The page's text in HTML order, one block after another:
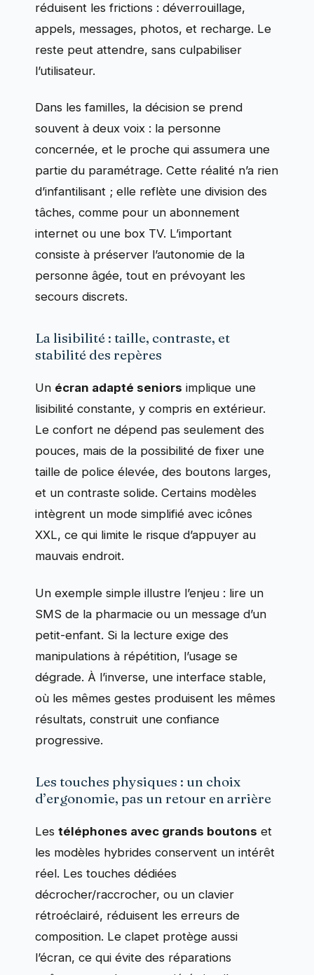
réduisent les frictions : déverrouillage,
appels, messages, photos, et recharge. Le
reste peut attendre, sans culpabiliser
l’utilisateur.
Dans les familles, la décision se prend
souvent à deux voix : la personne
concernée, et le proche qui assumera une
partie du paramétrage. Cette réalité n’a rien
d’infantilisant ; elle reflète une division des
tâches, comme pour un abonnement
internet ou une box TV. L’important
consiste à préserver l’autonomie de la
personne âgée, tout en prévoyant les
secours discrets.
La lisibilité : taille, contraste, et
stabilité des repères
Un écran adapté seniors implique une
lisibilité constante, y compris en extérieur.
Le confort ne dépend pas seulement des
pouces, mais de la possibilité de fixer une
taille de police élevée, des boutons larges,
et un contraste solide. Certains modèles
intègrent un mode simplifié avec icônes
XXL, ce qui limite le risque d’appuyer au
mauvais endroit.
Un exemple simple illustre l’enjeu : lire un
SMS de la pharmacie ou un message d’un
petit-enfant. Si la lecture exige des
manipulations à répétition, l’usage se
dégrade. À l’inverse, une interface stable,
où les mêmes gestes produisent les mêmes
résultats, construit une confiance
progressive.
Les touches physiques : un choix
d’ergonomie, pas un retour en arrière
Les téléphones avec grands boutons et
les modèles hybrides conservent un intérêt
réel. Les touches dédiées
décrocher/raccrocher, ou un clavier
rétroéclairé, réduisent les erreurs de
composition. Le clapet protège aussi
l’écran, ce qui évite des réparations